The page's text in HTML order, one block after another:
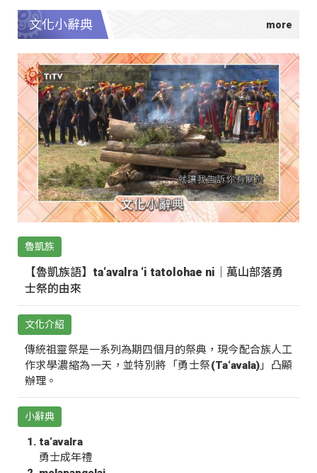
文化小辭典
魯凱族
【魯凱族語】ta‘avalra ‘i tatolohae ni｜萬山部落勇
士祭的由來
文化介紹
傳統祖靈祭是一系列為期四個月的祭典，現今配合族人工
作求學濃縮為一天，並特別將「勇士祭(Ta‘avala)」凸顯
辦理。
小辭典
ta‘avalra
勇士成年禮